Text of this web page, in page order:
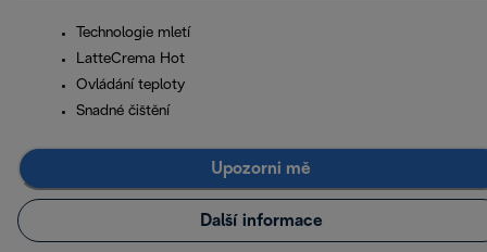
Technologie mletí
LatteCrema Hot
Ovládání teploty
Snadné čištění
Upozorni mě
Další informace